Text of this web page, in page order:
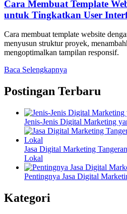
Cara Membuat Template
untuk Tingkatkan User
Cara membuat template website
menyusun struktur proyek,
mengoptimalkan tampilan responsif.
Baca Selengkapnya
Postingan Terbaru
Jenis-Jenis Digital Marketing
Jasa Digital Marketing
Lokal
Pentingnya Jasa Digital
Kategori